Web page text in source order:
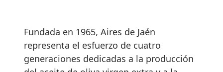
Fundada en 1965, Aires de Jaén
representa el esfuerzo de cuatro
generaciones dedicadas a la producción